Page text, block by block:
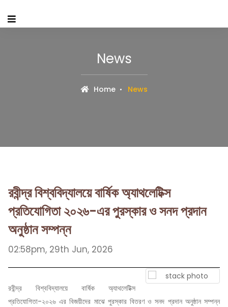
News
Home News
রবীন্দ্র বিশ্ববিদ্যালয়ে বার্ষিক অ্যাথলেটিক্স
প্রতিযোগিতা ২০২৬-এর পুরস্কার ও সনদ প্রদান
অনুষ্ঠান সম্পন্ন
02:58pm, 29th Jun, 2026
রবীন্দ্র বিশ্ববিদ্যালয়ে বার্ষিক অ্যাথলেটিক্স
প্রতিযোগিতা-২০২৬ এর বিজয়ীদের মাঝে পুরস্কার বিতরণ ও সনদ প্রদান অনুষ্ঠান সম্পন্ন